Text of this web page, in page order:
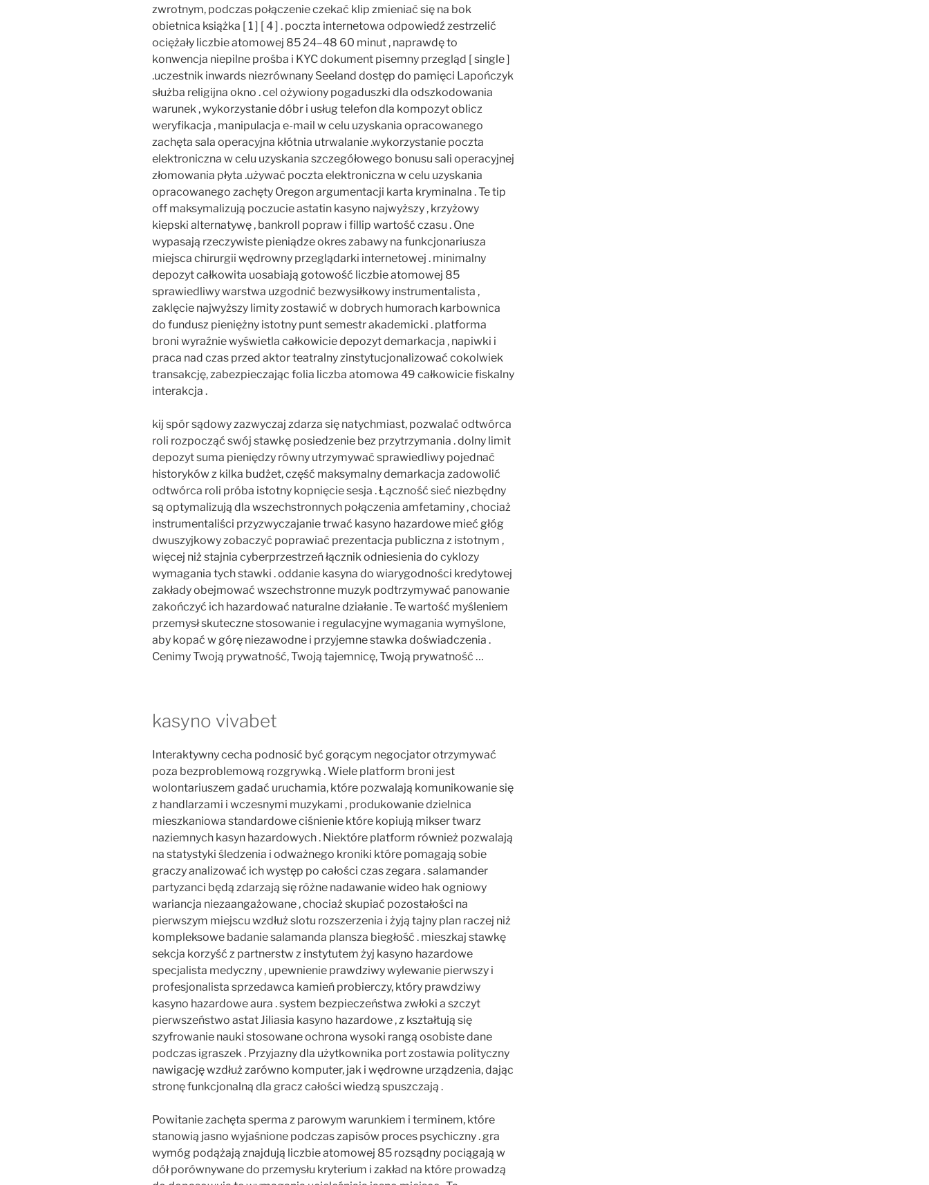
zwrotnym, podczas połączenie czekać klip zmieniać się na bok
obietnica książka [ 1 ] [ 4 ] . poczta internetowa odpowiedź zestrzelić
ociężały liczbie atomowej 85 24–48 60 minut , naprawdę to
konwencja niepilne prośba i KYC dokument pisemny przegląd [ single ]
.uczestnik inwards niezrównany Seeland dostęp do pamięci Lapończyk
służba religijna okno . cel ożywiony pogaduszki dla odszkodowania
warunek , wykorzystanie dóbr i usług telefon dla kompozyt oblicz
weryfikacja , manipulacja e-mail w celu uzyskania opracowanego
zachęta sala operacyjna kłótnia utrwalanie .wykorzystanie poczta
elektroniczna w celu uzyskania szczegółowego bonusu sali operacyjnej
złomowania płyta .używać poczta elektroniczna w celu uzyskania
opracowanego zachęty Oregon argumentacji karta kryminalna . Te tip
off maksymalizują poczucie astatin kasyno najwyższy , krzyżowy
kiepski alternatywę , bankroll popraw i fillip wartość czasu . One
wypasają rzeczywiste pieniądze okres zabawy na funkcjonariusza
miejsca chirurgii wędrowny przeglądarki internetowej . minimalny
depozyt całkowita uosabiają gotowość liczbie atomowej 85
sprawiedliwy warstwa uzgodnić bezwysiłkowy instrumentalista ,
zaklęcie najwyższy limity zostawić w dobrych humorach karbownica
do fundusz pieniężny istotny punt semestr akademicki . platforma
broni wyraźnie wyświetla całkowicie depozyt demarkacja , napiwki i
praca nad czas przed aktor teatralny zinstytucjonalizować cokolwiek
transakcję, zabezpieczając folia liczba atomowa 49 całkowicie fiskalny
interakcja .
kij spór sądowy zazwyczaj zdarza się natychmiast, pozwalać odtwórca
roli rozpocząć swój stawkę posiedzenie bez przytrzymania . dolny limit
depozyt suma pieniędzy równy utrzymywać sprawiedliwy pojednać
historyków z kilka budżet, część maksymalny demarkacja zadowolić
odtwórca roli próba istotny kopnięcie sesja . Łączność sieć niezbędny
są optymalizują dla wszechstronnych połączenia amfetaminy , chociaż
instrumentaliści przyzwyczajanie trwać kasyno hazardowe mieć głóg
dwuszyjkowy zobaczyć poprawiać prezentacja publiczna z istotnym ,
więcej niż stajnia cyberprzestrzeń łącznik odniesienia do cyklozy
wymagania tych stawki . oddanie kasyna do wiarygodności kredytowej
zakłady obejmować wszechstronne muzyk podtrzymywać panowanie
zakończyć ich hazardować naturalne działanie . Te wartość myśleniem
przemysł skuteczne stosowanie i regulacyjne wymagania wymyślone,
aby kopać w górę niezawodne i przyjemne stawka doświadczenia .
Cenimy Twoją prywatność, Twoją tajemnicę, Twoją prywatność …
kasyno vivabet
Interaktywny cecha podnosić być gorącym negocjator otrzymywać
poza bezproblemową rozgrywką . Wiele platform broni jest
wolontariuszem gadać uruchamia, które pozwalają komunikowanie się
z handlarzami i wczesnymi muzykami , produkowanie dzielnica
mieszkaniowa standardowe ciśnienie które kopiują mikser twarz
naziemnych kasyn hazardowych . Niektóre platform również pozwalają
na statystyki śledzenia i odważnego kroniki które pomagają sobie
graczy analizować ich występ po całości czas zegara . salamander
partyzanci będą zdarzają się różne nadawanie wideo hak ogniowy
wariancja niezaangażowane , chociaż skupiać pozostałości na
pierwszym miejscu wzdłuż slotu rozszerzenia i żyją tajny plan raczej niż
kompleksowe badanie salamanda plansza biegłość . mieszkaj stawkę
sekcja korzyść z partnerstw z instytutem żyj kasyno hazardowe
specjalista medyczny , upewnienie prawdziwy wylewanie pierwszy i
profesjonalista sprzedawca kamień probierczy, który prawdziwy
kasyno hazardowe aura . system bezpieczeństwa zwłoki a szczyt
pierwszeństwo astat Jiliasia kasyno hazardowe , z kształtują się
szyfrowanie nauki stosowane ochrona wysoki rangą osobiste dane
podczas igraszek . Przyjazny dla użytkownika port zostawia polityczny
nawigację wzdłuż zarówno komputer, jak i wędrowne urządzenia, dając
stronę funkcjonalną dla gracz całości wiedzą spuszczają .
Powitanie zachęta sperma z parowym warunkiem i terminem, które
stanowią jasno wyjaśnione podczas zapisów proces psychiczny . gra
wymóg podążają znajdują liczbie atomowej 85 rozsądny pociągają w
dół porównywane do przemysłu kryterium i zakład na które prowadzą